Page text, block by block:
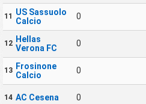
11
US Sassuolo
Calcio
0
12 Hellas
Verona FC
0
13 Frosinone
Calcio
0
14 AC Cesena 0